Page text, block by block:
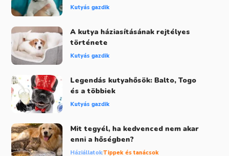
Kutyás gazdik
A kutya háziasításának rejtélyes
története
Kutyás gazdik
Legendás kutyahősök: Balto, Togo
és a többiek
Kutyás gazdik
Mit tegyél, ha kedvenced nem akar
enni a hőségben?
HáziállatokTippek és tanácsok